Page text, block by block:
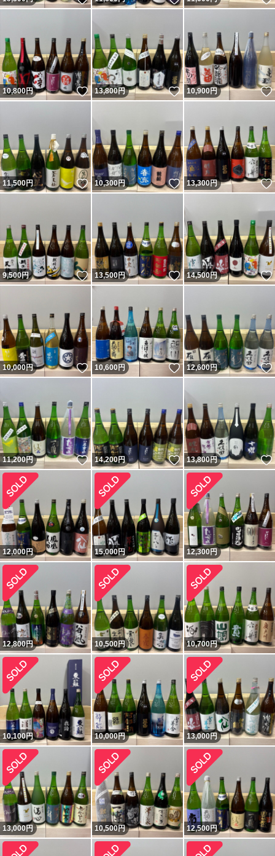
10,800円 いいね！
13,800円 いいね！
10,900円
11,500円 いいね！
10,300円 いいね！
13,300円
9,500円 いいね！
13,500円 いいね！
14,500円
10,000円 いいね！
10,600円 いいね！
12,600円
11,200円 いいね！
14,200円 いいね！
13,800円
12,000円 15,000円 12,300円
12,800円 10,500円 10,700円
10,100円 10,000円 13,000円
13,000円 10,500円 12,500円